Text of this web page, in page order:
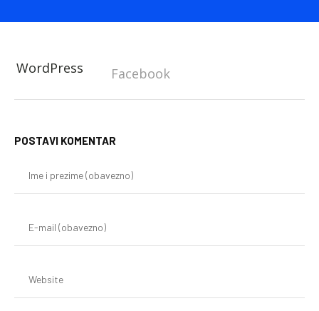
WordPress Facebook
POSTAVI KOMENTAR